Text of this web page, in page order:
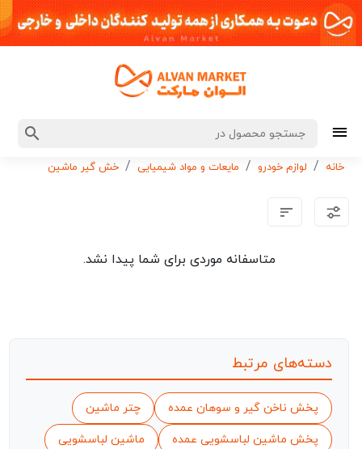
خانه لوازم خودرو مایعات و مواد شیمیایی خش گیر ماشین
متاسفانه موردی برای شما پیدا نشد.
دسته‌های مرتبط
پخش ناخن گیر و سوهان عمده چتر ماشین
پخش ماشین لباسشویی عمده ماشین لباسشویی